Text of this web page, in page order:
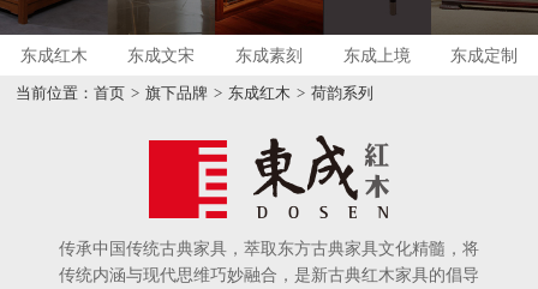
东成红木 东成文宋 东成素刻 东成上境 东成定制
当前位置：首页 > 旗下品牌 > 东成红木 > 荷韵系列
传承中国传统古典家具，萃取东方古典家具文化精髓，将
传统内涵与现代思维巧妙融合，是新古典红木家具的倡导